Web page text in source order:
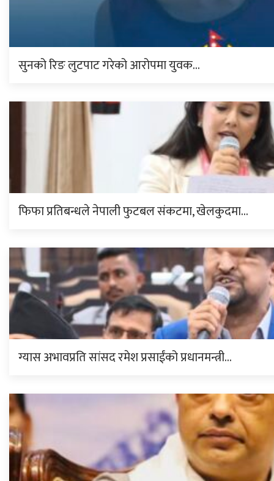
सुनको रिङ लुटपाट गरेको आरोपमा युवक…
फिफा प्रतिबन्धले नेपाली फुटबल संकटमा, खेलकुदमा…
ग्यास अभावप्रति सांसद रमेश प्रसाईंको प्रधानमन्त्री…